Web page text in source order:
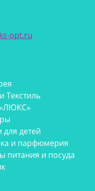
opt.ru
Текстиль
детей
и парфюмерия
питания и посуда